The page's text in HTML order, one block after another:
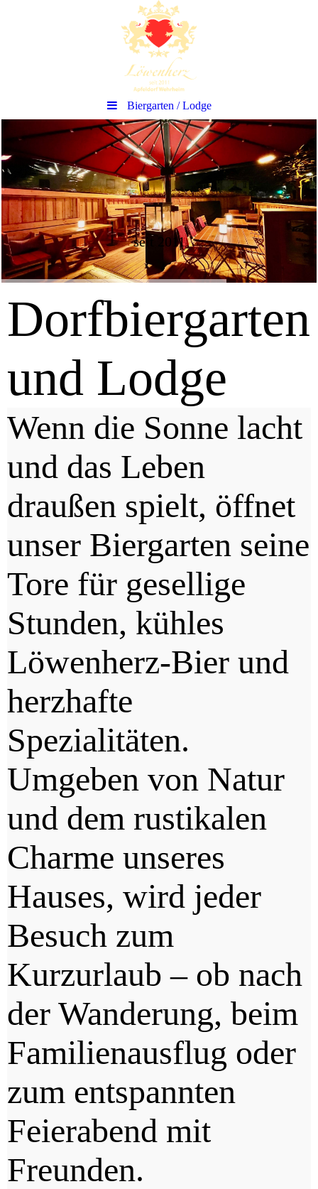
Biergarten / Lodge
seit 2011
Dorfbiergarten
und Lodge
Wenn die Sonne lacht
und das Leben
draußen spielt, öffnet
unser Biergarten seine
Tore für gesellige
Stunden, kühles
Löwenherz-Bier und
herzhafte
Spezialitäten.
Umgeben von Natur
und dem rustikalen
Charme unseres
Hauses, wird jeder
Besuch zum
Kurzurlaub – ob nach
der Wanderung, beim
Familienausflug oder
zum entspannten
Feierabend mit
Freunden.